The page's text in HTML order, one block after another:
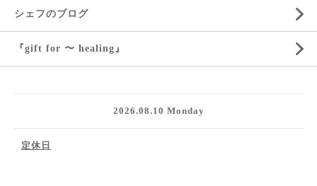
シェフのブログ
『gift for 〜 healing』
2026.08.10 Monday
定休日